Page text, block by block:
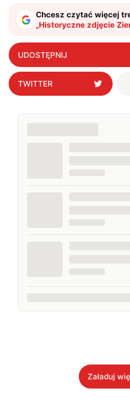
także uprawiać oraz
Chcesz czytać więcej
„Historyczne zdjęcie
Marsa. Nasza planeta
sama"?
UDOSTĘPNIJ
TWITTER
Załaduj